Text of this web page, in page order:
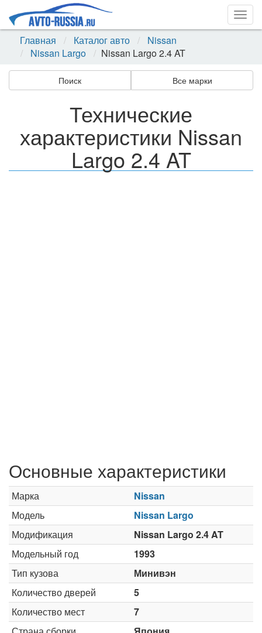
Главная
Каталог авто
Nissan
Nissan Largo
Nissan Largo 2.4 AT
Поиск Все марки
Технические
характеристики Nissan
Largo 2.4 AT
Основные характеристики
Марка
Nissan
Модель
Nissan Largo
Модификация
Nissan Largo 2.4 AT
Модельный год
1993
Тип кузова
Минивэн
Количество дверей
5
Количество мест
7